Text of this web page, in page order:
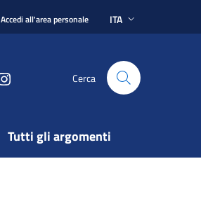
Accedi all'area personale ITA
Cerca
Tutti gli argomenti